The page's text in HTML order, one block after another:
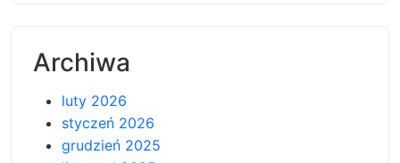
Archiwa
luty 2026
styczeń 2026
grudzień 2025